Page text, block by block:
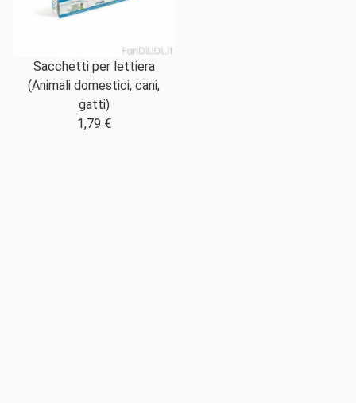
Sacchetti per lettiera
(Animali domestici, cani,
gatti)
1,79 €